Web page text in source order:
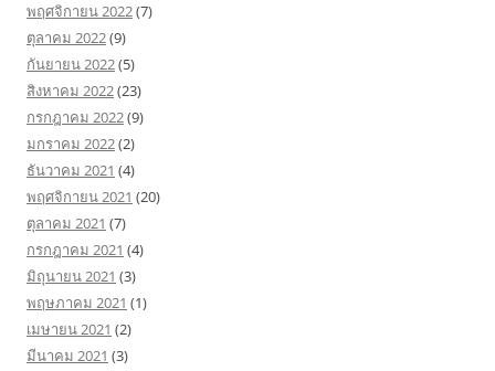
พฤศจิกายน 2022(7)
ตุลาคม 2022(9)
กันยายน 2022(5)
สิงหาคม 2022(23)
กรกฎาคม 2022(9)
มกราคม 2022(2)
ธันวาคม 2021 (4)
พฤศจิกายน 2021 (20)
ตุลาคม 2021 (7)
กรกฎาคม 2021 (4)
มิถุนายน 2021 (3)
พฤษภาคม 2021 (1)
เมษายน 2021 (2)
มีนาคม 2021 (3)